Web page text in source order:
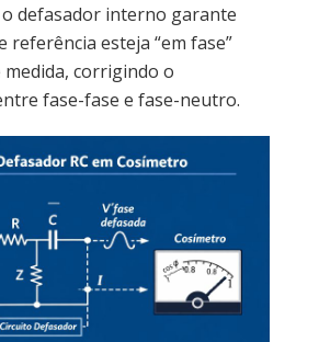
o defasador interno garante
referência esteja “em fase”
corrigindo o
fase-fase e fase-neutro.